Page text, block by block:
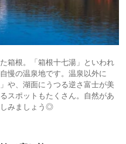
箱根。「箱根十七湯」といわれ
慢の温泉地です。温泉以外に
や、湖面にうつる逆さ富士が美
スポットもたくさん。自然があ
みましょう◎